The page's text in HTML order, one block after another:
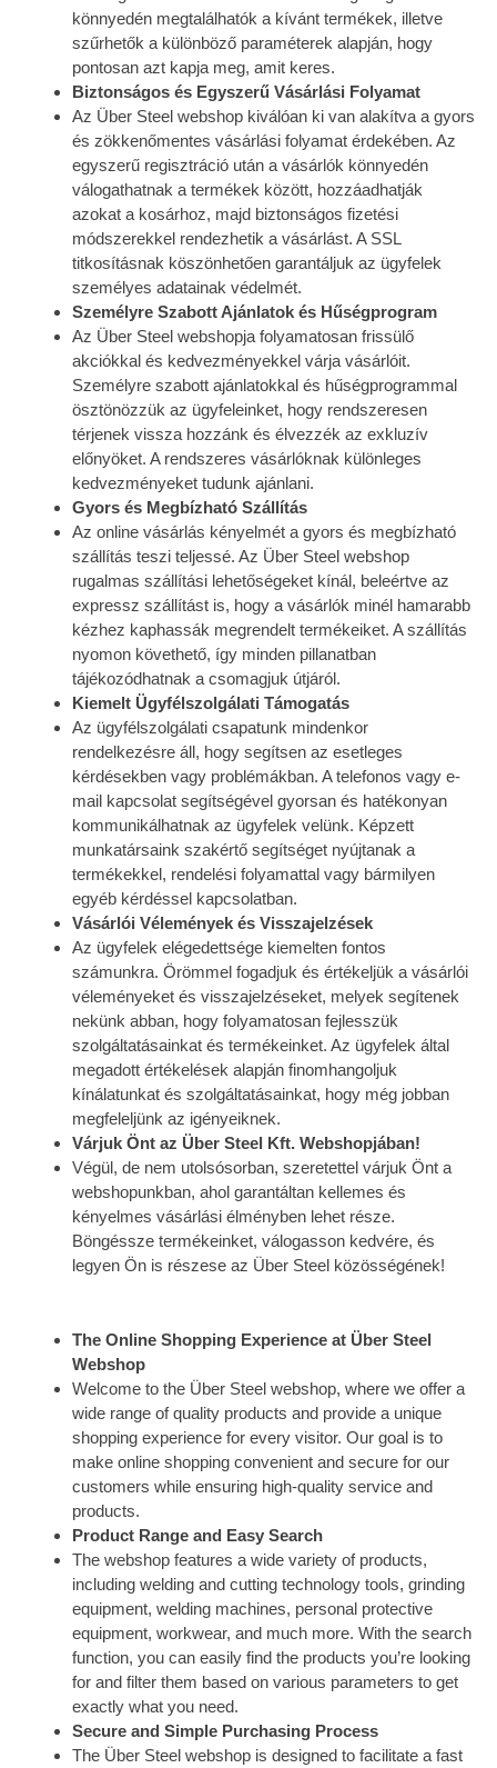
könnyedén megtalálhatók a kívánt termékek, illetve
szűrhetők a különböző paraméterek alapján, hogy
pontosan azt kapja meg, amit keres.
Biztonságos és Egyszerű Vásárlási Folyamat
Az Über Steel webshop kiválóan ki van alakítva a gyors
és zökkenőmentes vásárlási folyamat érdekében. Az
egyszerű regisztráció után a vásárlók könnyedén
válogathatnak a termékek között, hozzáadhatják
azokat a kosárhoz, majd biztonságos fizetési
módszerekkel rendezhetik a vásárlást. A SSL
titkosításnak köszönhetően garantáljuk az ügyfelek
személyes adatainak védelmét.
Személyre Szabott Ajánlatok és Hűségprogram
Az Über Steel webshopja folyamatosan frissülő
akciókkal és kedvezményekkel várja vásárlóit.
Személyre szabott ajánlatokkal és hűségprogrammal
ösztönözzük az ügyfeleinket, hogy rendszeresen
térjenek vissza hozzánk és élvezzék az exkluzív
előnyöket. A rendszeres vásárlóknak különleges
kedvezményeket tudunk ajánlani.
Gyors és Megbízható Szállítás
Az online vásárlás kényelmét a gyors és megbízható
szállítás teszi teljessé. Az Über Steel webshop
rugalmas szállítási lehetőségeket kínál, beleértve az
expressz szállítást is, hogy a vásárlók minél hamarabb
kézhez kaphassák megrendelt termékeiket. A szállítás
nyomon követhető, így minden pillanatban
tájékozódhatnak a csomagjuk útjáról.
Kiemelt Ügyfélszolgálati Támogatás
Az ügyfélszolgálati csapatunk mindenkor
rendelkezésre áll, hogy segítsen az esetleges
kérdésekben vagy problémákban. A telefonos vagy e-
mail kapcsolat segítségével gyorsan és hatékonyan
kommunikálhatnak az ügyfelek velünk. Képzett
munkatársaink szakértő segítséget nyújtanak a
termékekkel, rendelési folyamattal vagy bármilyen
egyéb kérdéssel kapcsolatban.
Vásárlói Vélemények és Visszajelzések
Az ügyfelek elégedettsége kiemelten fontos
számunkra. Örömmel fogadjuk és értékeljük a vásárlói
véleményeket és visszajelzéseket, melyek segítenek
nekünk abban, hogy folyamatosan fejlesszük
szolgáltatásainkat és termékeinket. Az ügyfelek által
megadott értékelések alapján finomhangoljuk
kínálatunkat és szolgáltatásainkat, hogy még jobban
megfeleljünk az igényeiknek.
Várjuk Önt az Über Steel Kft. Webshopjában!
Végül, de nem utolsósorban, szeretettel várjuk Önt a
webshopunkban, ahol garantáltan kellemes és
kényelmes vásárlási élményben lehet része.
Böngéssze termékeinket, válogasson kedvére, és
legyen Ön is részese az Über Steel közösségének!
The Online Shopping Experience at Über Steel
Webshop
Welcome to the Über Steel webshop, where we offer a
wide range of quality products and provide a unique
shopping experience for every visitor. Our goal is to
make online shopping convenient and secure for our
customers while ensuring high-quality service and
products.
Product Range and Easy Search
The webshop features a wide variety of products,
including welding and cutting technology tools, grinding
equipment, welding machines, personal protective
equipment, workwear, and much more. With the search
function, you can easily find the products you’re looking
for and filter them based on various parameters to get
exactly what you need.
Secure and Simple Purchasing Process
The Über Steel webshop is designed to facilitate a fast